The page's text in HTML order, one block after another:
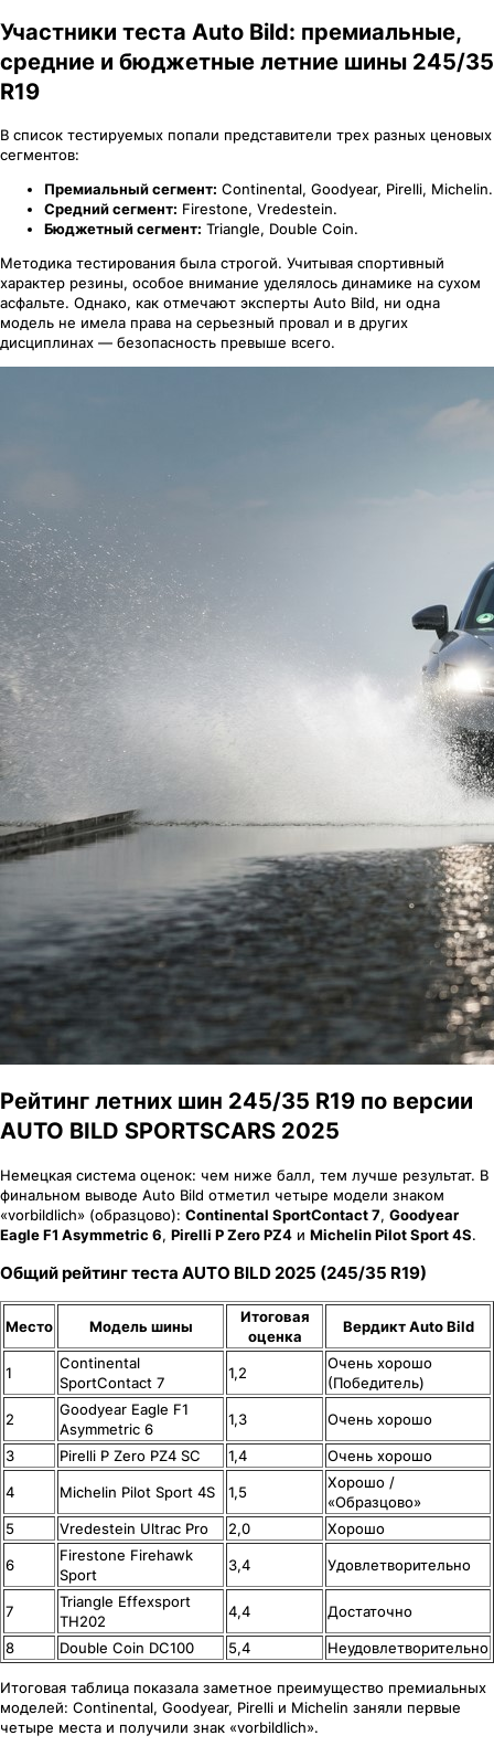
Участники теста Auto Bild: премиальные,
средние и бюджетные летние шины 245/35
R19
В список тестируемых попали представители трех разных ценовых
сегментов:
Премиальный сегмент: Continental, Goodyear, Pirelli, Michelin.
Средний сегмент: Firestone, Vredestein.
Бюджетный сегмент: Triangle, Double Coin.
Методика тестирования была строгой. Учитывая спортивный
характер резины, особое внимание уделялось динамике на сухом
асфальте. Однако, как отмечают эксперты Auto Bild, ни одна
модель не имела права на серьезный провал и в других
дисциплинах — безопасность превыше всего.
Рейтинг летних шин 245/35 R19 по версии
AUTO BILD SPORTSCARS 2025
Немецкая система оценок: чем ниже балл, тем лучше результат. В
финальном выводе Auto Bild отметил четыре модели знаком
«vorbildlich» (образцово): Continental SportContact 7, Goodyear
Eagle F1 Asymmetric 6, Pirelli P Zero PZ4 и Michelin Pilot Sport 4S.
Общий рейтинг теста AUTO BILD 2025 (245/35 R19)
Место Модель шины
Итоговая
оценка
Вердикт Auto Bild
1
Continental
SportContact 7
1,2
Очень хорошо
(Победитель)
2
Goodyear Eagle F1
Asymmetric 6
1,3 Очень хорошо
3 Pirelli P Zero PZ4 SC 1,4 Очень хорошо
4 Michelin Pilot Sport 4S 1,5
Хорошо /
«Образцово»
5
Vredestein Ultrac Pro 2,0 Хорошо
6
Firestone Firehawk
Sport
3,4 Удовлетворительно
7
Triangle Effexsport
TH202
4,4 Достаточно
8 Double Coin DC100 5,4 Неудовлетворительно
Итоговая таблица показала заметное преимущество премиальных
моделей: Continental, Goodyear, Pirelli и Michelin заняли первые
четыре места и получили знак «vorbildlich».